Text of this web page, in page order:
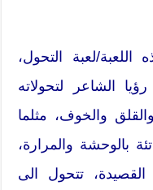
لعبة التحول،
الشاعر لتحولاته
والخوف، مثلما
بالوحشة والمرارة،
تتحول الى